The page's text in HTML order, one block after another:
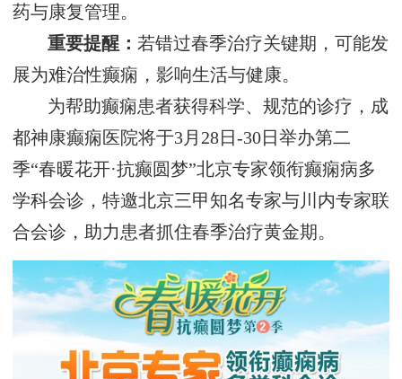
药与康复管理。
重要提醒‌：若错过春季治疗关键期，可能发
展为难治性癫痫，影响生活与健康。
为帮助癫痫患者获得科学、规范的诊疗，成
都神康癫痫医院将于‌3月28日-30日‌举办第二
季“春暖花开·抗癫圆梦”北京专家领衔癫痫病多
学科会诊，特邀北京三甲知名专家与川内专家联
合会诊，助力患者抓住春季治疗黄金期。